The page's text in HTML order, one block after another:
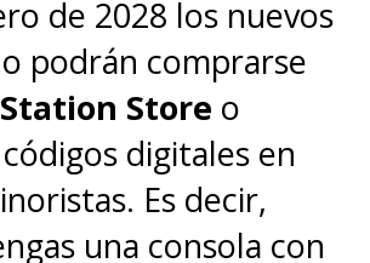
de 2028 los nuevos
podrán comprarse
Store o
digitales en
Es decir,
una consola con